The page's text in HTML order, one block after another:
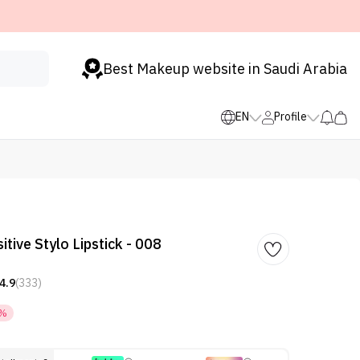
Best Makeup website in Saudi Arabia
EN Profile
Stylo Lipstick - 008
4.9(333)